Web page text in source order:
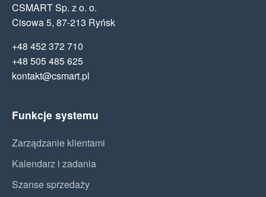
CSMART Sp. z o. o.
Cisowa 5, 87-213 Ryńsk
+48 452 372 710
+48 505 485 625
kontakt@csmart.pl
Funkcje systemu
Zarządzanie klientami
Kalendarz i zadania
Szanse sprzedaży